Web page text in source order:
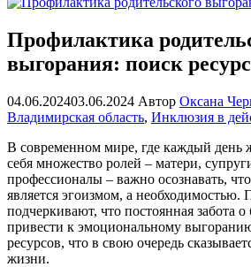
Профилактика
выгорания: поиск
04.06.202403.06.2024 Автор Оксана
Владимирская область, Инклюзия в
В современном мире, где каждый день
себя множество ролей – матери,
профессионалы – важно осознавать, что
является эгоизмом, а необходимостью.
подчеркивают, что постоянная забота
привести к эмоциональному
ресурсов, что в свою очередь
жизни.